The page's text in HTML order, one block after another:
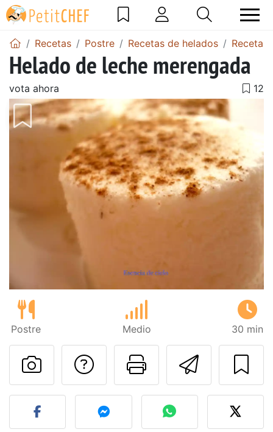
Recetas Postre Recetas de helados Recetas
Helado de leche merengada
vota ahora
Postre Medio 30 min
Imprimir
Preguntar al autor
Publicar la foto de esta